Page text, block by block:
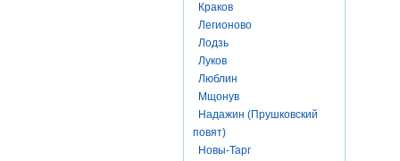
Краков
Легионово
Лодзь
Луков
Люблин
Мщонув
Надажин (Прушковский
повят)
Новы-Тарг